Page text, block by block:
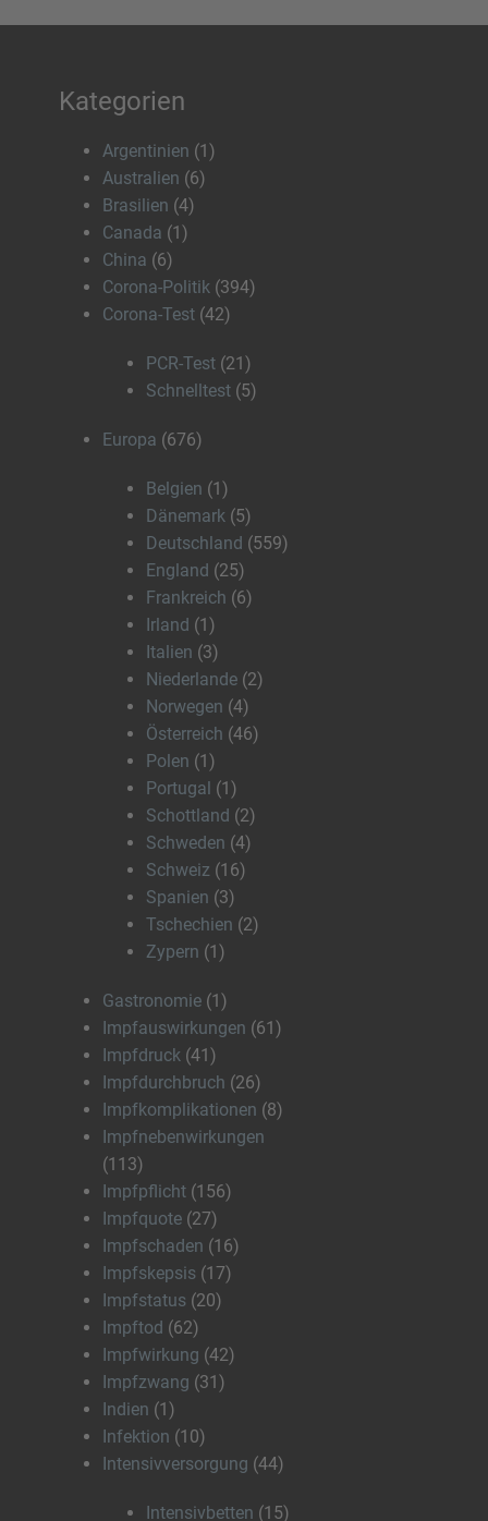
Kategorien
Argentinien (1)
Australien (6)
Brasilien (4)
Canada (1)
China (6)
Corona-Politik (394)
Corona-Test (42)
PCR-Test (21)
Schnelltest (5)
Europa (676)
Belgien (1)
Dänemark (5)
Deutschland (559)
England (25)
Frankreich (6)
Irland (1)
Italien (3)
Niederlande (2)
Norwegen (4)
Österreich (46)
Polen (1)
Portugal (1)
Schottland (2)
Schweden (4)
Schweiz (16)
Spanien (3)
Tschechien (2)
Zypern (1)
Gastronomie (1)
Impfauswirkungen (61)
Impfdruck (41)
Impfdurchbruch (26)
Impfkomplikationen (8)
Impfnebenwirkungen
(113)
Impfpflicht (156)
Impfquote (27)
Impfschaden (16)
Impfskepsis (17)
Impfstatus (20)
Impftod (62)
Impfwirkung (42)
Impfzwang (31)
Indien (1)
Infektion (10)
Intensivversorgung (44)
Intensivbetten (15)